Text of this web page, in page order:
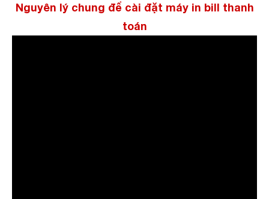
Nguyên lý chung để cài đặt máy in bill thanh
toán